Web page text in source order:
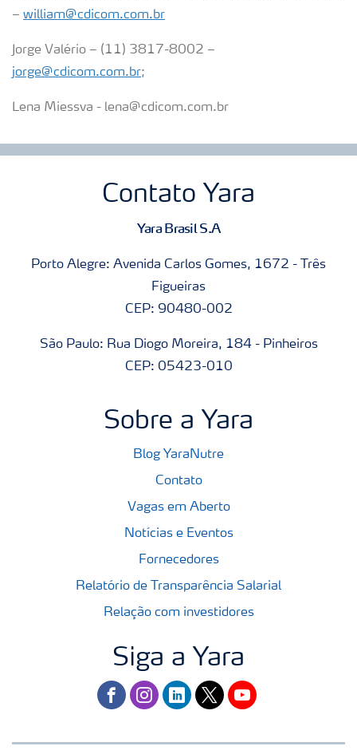
– william@cdicom.com.br
Jorge Valério – (11) 3817-8002 –
jorge@cdicom.com.br;
Lena Miessva - lena@cdicom.com.br
Contato Yara
Yara Brasil S.A
Porto Alegre: Avenida Carlos Gomes, 1672 - Três
Figueiras
CEP: 90480-002
São Paulo: Rua Diogo Moreira, 184 - Pinheiros
CEP: 05423-010
Sobre a Yara
Blog YaraNutre
Contato
Vagas em Aberto
Notícias e Eventos
Fornecedores
Relatório de Transparência Salarial
Relação com investidores
Siga a Yara
facebookinstagram
linkedintwitteryoutube